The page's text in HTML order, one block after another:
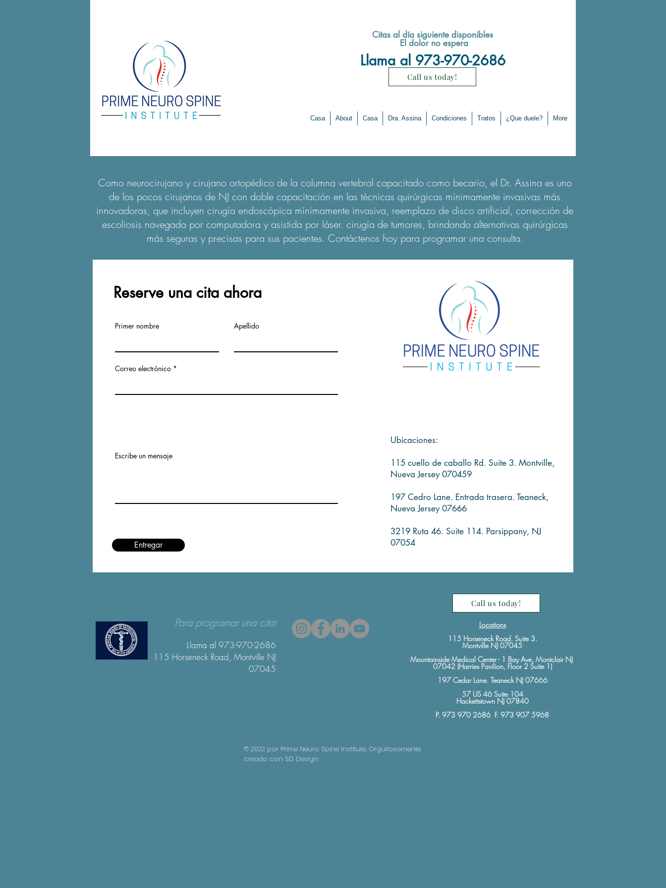
Citas al día siguiente disponibles
El dolor no espera
Llama al 973-970-2686
Call us today!
Casa About Casa Dra. Assina Condiciones Tratos ¿Que duele? More
Como neurocirujano y cirujano ortopédico de la columna vertebral capacitado como becario, el Dr. Assina es uno
de los pocos cirujanos de NJ con doble capacitación en las técnicas quirúrgicas mínimamente invasivas más
innovadoras, que incluyen cirugía endoscópica mínimamente invasiva, reemplazo de disco artificial, corrección de
escoliosis navegada por computadora y asistida por láser. cirugía de tumores, brindando alternativas quirúrgicas
más seguras y precisas para sus pacientes. Contáctenos hoy para programar una consulta.
Reserve una cita ahora
Primer nombre Apellido
Correo electrónico
Escribe un mensaje
Entregar
Ubicaciones:
115 cuello de caballo Rd. Suite 3. Montville,
Nueva Jersey 070459
197 Cedro Lane. Entrada trasera. Teaneck,
Nueva Jersey 07666
3219 Ruta 46. Suite 114. Parsippany, NJ
07054
Para programar una citat
Llama al 973-970-2686
115 Horseneck Road, Montville NJ
07045 ​
Call us today!
Locations
115 Horseneck Road. Suite 3.
Montville NJ 07045
Mountainside Medical Center - 1 Bay Ave, Montclair NJ
07042 (Harries Pavilion, Floor 2 Suite 1)
197 Cedar Lane. Teaneck NJ 07666
57 US 46 Suite 104
Hackettstown NJ 07840
P. 973 970 2686 F. 973 907 5968
© 2022 por Prime Neuro Spine Institute. Orgullosamente
creado con SD Design.